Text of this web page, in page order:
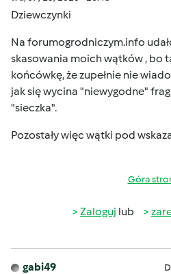
Dziewczynki
Na forumogrodniczym.info
skasowania moich wątków , bo
końcówkę, że zupełnie nie
jak się wycina "niewygodne"
"sieczka".
Pozostały więc wątki pod
Góra
Zaloguj lub
gabi49